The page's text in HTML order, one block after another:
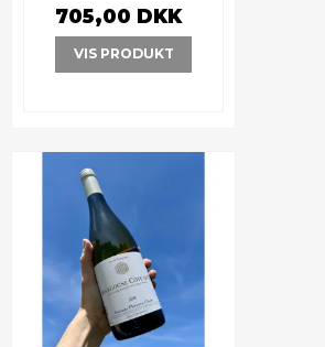
705,00 DKK
VIS PRODUKT